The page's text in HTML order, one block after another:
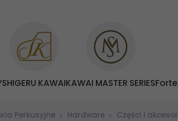
SHIGERU KAWAIKAWAI MASTER SERIES
Perkusyjne Hardware Części i